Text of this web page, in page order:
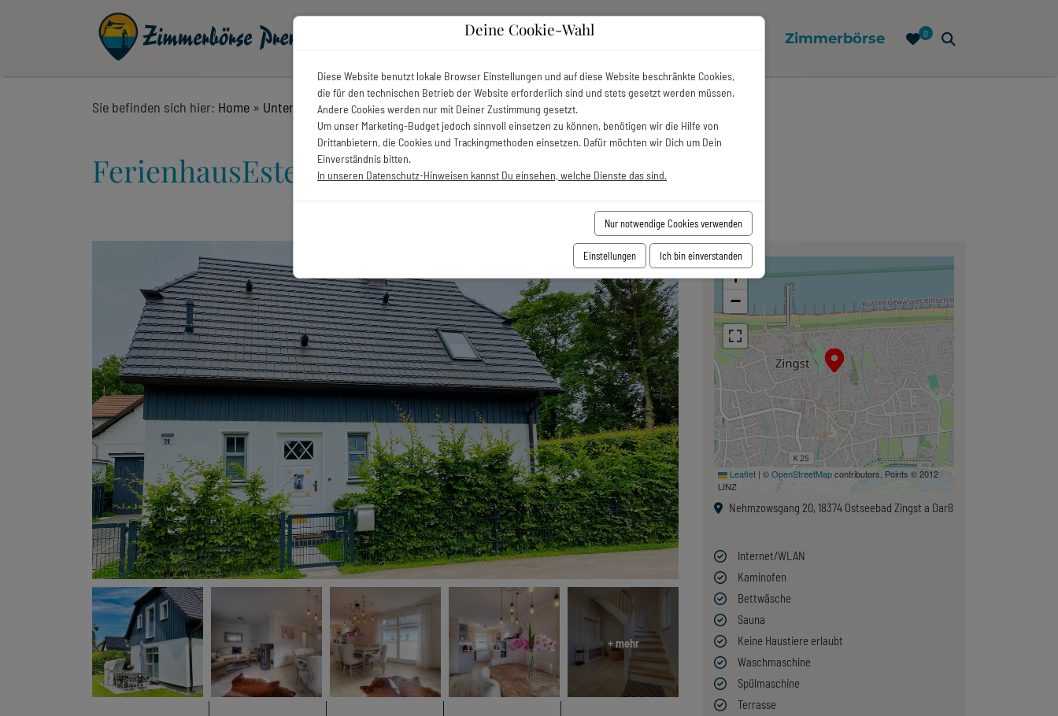
Sonderangebote Unterkünfte Zimmerbörse 0
Sie befinden sich hier: Home » Unterkünfte»Ferienhaus»Estelle
FerienhausEstelle
+
−
Leaflet | ©OpenStreetMapcontributors, Points © 2012
LINZ
Nehmzowsgang 20, 18374 Ostseebad Zingst a Darß
Internet/WLAN
Kaminofen
Bettwäsche
Sauna
Keine Haustiere erlaubt
Waschmaschine
Spülmaschine
Terrasse
Deine Cookie-Wahl
Diese Website benutzt lokale Browser Einstellungen und auf diese Website beschränkte Cookies,
die für den technischen Betrieb der Website erforderlich sind und stets gesetzt werden müssen.
Andere Cookies werden nur mit Deiner Zustimmung gesetzt.
Um unser Marketing-Budget jedoch sinnvoll einsetzen zu können, benötigen wir die Hilfe von
Drittanbietern, die Cookies und Trackingmethoden einsetzen. Dafür möchten wir Dich um Dein
Einverständnis bitten.
In unseren Datenschutz-Hinweisen kannst Du einsehen, welche Dienste das sind.
Nur notwendige Cookies verwenden
Einstellungen Ich bin einverstanden